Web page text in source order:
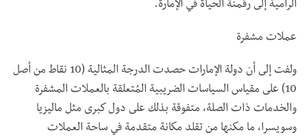
الرامية إلى رقمنة الحياة في الإمارة.
عملات مشفرة
ولفت إلى أن دولة الإمارات حصدت الدرجة المثالية (10 نقاط من أصل
10) على مقياس السياسات الضريبية المُتعلقة بالعملات المشفرة
والخدمات ذات الصلة، متفوقة بذلك على دول كبرى مثل ماليزيا
وسويسرا، ما مكنها من تقلد مكانة متقدمة في ساحة العملات